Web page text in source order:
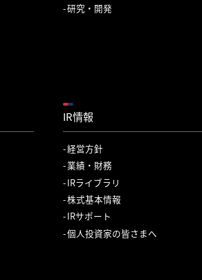
研究・開発
IR情報
経営方針
業績・財務
IRライブラリ
株式基本情報
IRサポート
個人投資家の皆さまへ